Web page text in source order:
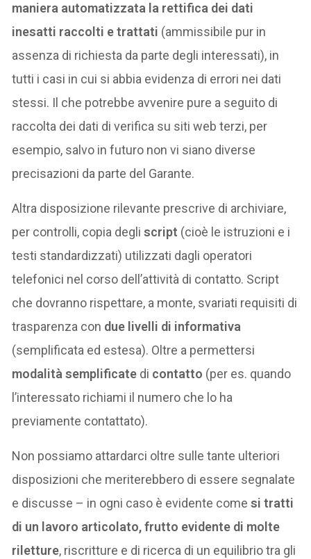
maniera automatizzata la rettifica dei dati
inesatti raccolti e trattati (ammissibile pur in
assenza di richiesta da parte degli interessati), in
tutti i casi in cui si abbia evidenza di errori nei dati
stessi. Il che potrebbe avvenire pure a seguito di
raccolta dei dati di verifica su siti web terzi, per
esempio, salvo in futuro non vi siano diverse
precisazioni da parte del Garante.
Altra disposizione rilevante prescrive di archiviare,
per controlli, copia degliscript (cioè le istruzioni e i
testi standardizzati) utilizzati dagli operatori
telefonici nel corso dell’attività di contatto. Script
che dovranno rispettare, a monte, svariati requisiti di
trasparenza con due livelli di informativa
(semplificata ed estesa). Oltre a permettersi
modalità semplificate di contatto (per es. quando
l’interessato richiami il numero che lo ha
previamente contattato).
Non possiamo attardarci oltre sulle tante ulteriori
disposizioni che meriterebbero di essere segnalate
e discusse – in ogni caso è evidente comesi tratti
di un lavoro articolato, frutto evidente di molte
riletture, riscritture e di ricerca di un equilibrio tra gli